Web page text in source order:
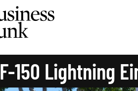
F-150 Lightning